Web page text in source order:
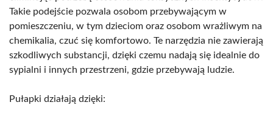
Takie podejście pozwala osobom przebywającym w
pomieszczeniu, w tym dzieciom oraz osobom wrażliwym na
chemikalia, czuć się komfortowo. Te narzędzia nie zawierają
szkodliwych substancji, dzięki czemu nadają się idealnie do
sypialni i innych przestrzeni, gdzie przebywają ludzie.
Pułapki działają dzięki: